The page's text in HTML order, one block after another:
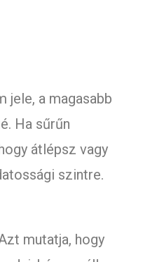
jele, a magasabb
Ha sűrűn
átlépsz vagy
szintre.
mutatja, hogy